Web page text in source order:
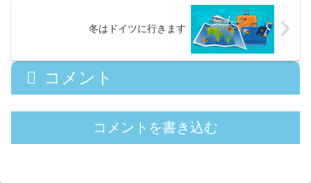
冬はドイツに行きます
コメント
コメントを書き込む